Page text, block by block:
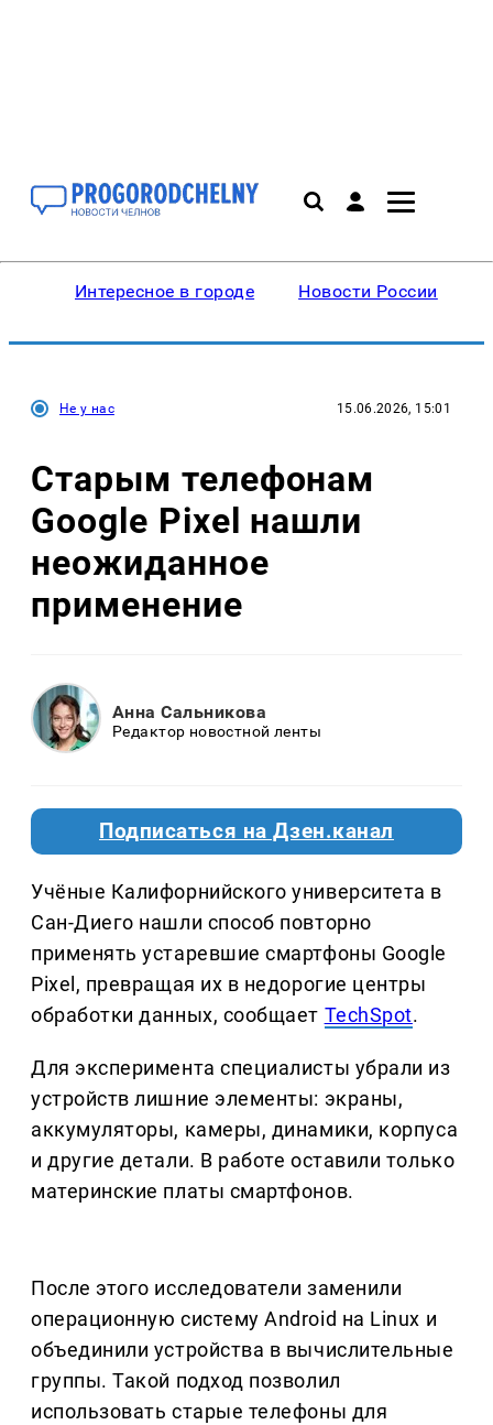
Интересное в городе Новости России
Не у нас 15.06.2026, 15:01
Старым телефонам
Google Pixel нашли
неожиданное
применение
Анна Сальникова
Редактор новостной ленты
Подписаться на Дзен.канал
Учёные Калифорнийского университета в
Сан-Диего нашли способ повторно
применять устаревшие смартфоны Google
Pixel, превращая их в недорогие центры
обработки данных, сообщает TechSpot.
Для эксперимента специалисты убрали из
устройств лишние элементы: экраны,
аккумуляторы, камеры, динамики, корпуса
и другие детали. В работе оставили только
материнские платы смартфонов.
После этого исследователи заменили
операционную систему Android на Linux и
объединили устройства в вычислительные
группы. Такой подход позволил
использовать старые телефоны для